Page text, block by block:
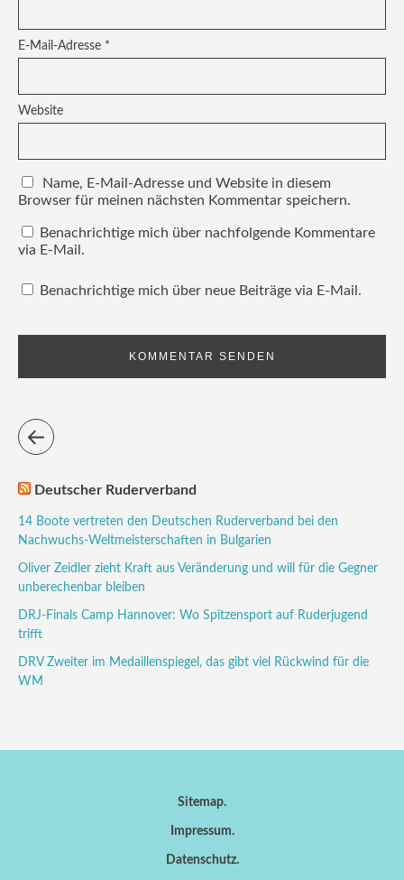
E-Mail-Adresse *
Website
Name, E-Mail-Adresse und Website in diesem
Browser für meinen nächsten Kommentar speichern.
Benachrichtige mich über nachfolgende Kommentare
via E-Mail.
Benachrichtige mich über neue Beiträge via E-Mail.
Deutscher Ruderverband
14 Boote vertreten den Deutschen Ruderverband bei den
Nachwuchs-Weltmeisterschaften in Bulgarien
Oliver Zeidler zieht Kraft aus Veränderung und will für die Gegner
unberechenbar bleiben
DRJ-Finals Camp Hannover: Wo Spitzensport auf Ruderjugend
trifft
DRV Zweiter im Medaillenspiegel, das gibt viel Rückwind für die
WM
Sitemap
Impressum
Datenschutz